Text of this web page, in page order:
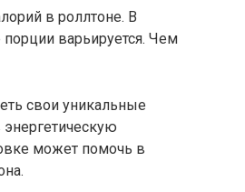
в роллтоне. В
порции варьируется. Чем
свои уникальные
может помочь в